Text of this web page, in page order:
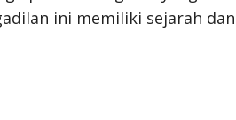
ini memiliki sejarah dan